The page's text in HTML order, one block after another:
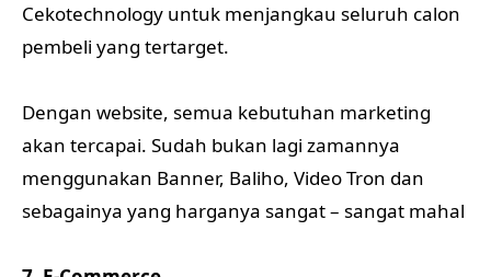
Cekotechnology untuk menjangkau seluruh calon
pembeli yang tertarget.
Dengan website, semua kebutuhan marketing
akan tercapai. Sudah bukan lagi zamannya
menggunakan Banner, Baliho, Video Tron dan
sebagainya yang harganya sangat – sangat mahal